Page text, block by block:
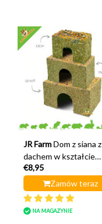
JR Farm Dom z siana z
dachem w kształcie
kwiatu
€8,95
Zamów teraz
NA MAGAZYNIE